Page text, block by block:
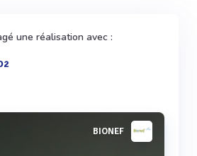
une réalisation avec :
BIONEF